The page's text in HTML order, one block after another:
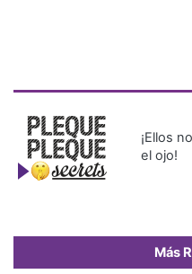
¡Ellos
el ojo!
Más